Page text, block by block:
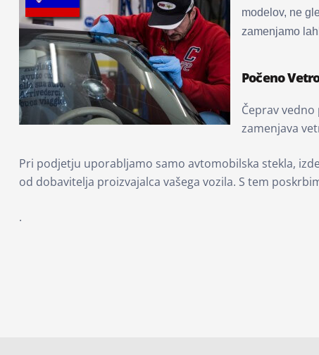
modelov, ne
zamenjamo
Počeno
Čeprav
zamenjava
Pri podjetju uporabljamo samo avtomobilska stekla,
od dobavitelja proizvajalca vašega vozila. S tem
.